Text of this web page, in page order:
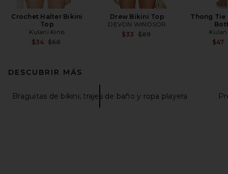
Crochet Halter Bikini
Top
Kulani Kinis
$34 Previous price:
$68
Drew Bikini Top
DEVON WINDSOR
$33 Previous price:
$89
Thong Tie
$47
DESCUBRIR MÁS
Braguitas de bikini, trajes de baño y ropa playera